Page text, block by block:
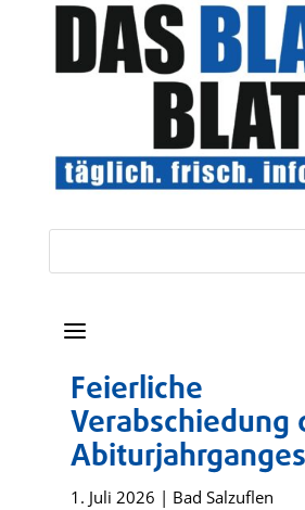
a
Feierliche
Verabschiedung
1. Juli 2026 | Bad Salzuflen